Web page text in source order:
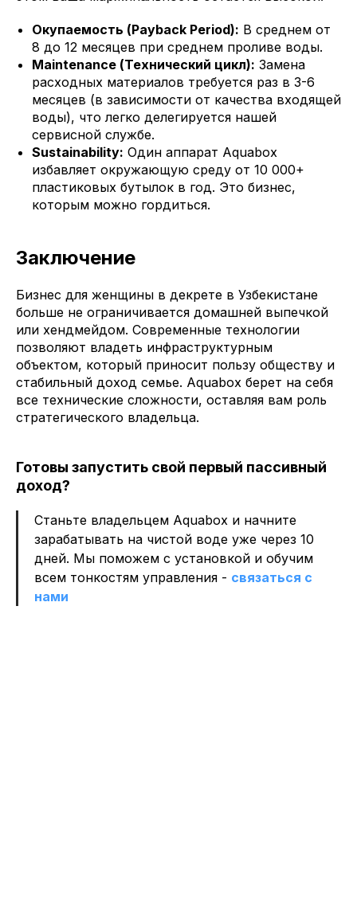
Окупаемость (Payback Period): В среднем от
8 до 12 месяцев при среднем проливе воды.
Maintenance (Технический цикл): Замена
расходных материалов требуется раз в 3-6
месяцев (в зависимости от качества входящей
воды), что легко делегируется нашей
сервисной службе.
Sustainability: Один аппарат Aquabox
избавляет окружающую среду от 10 000+
пластиковых бутылок в год. Это бизнес,
которым можно гордиться.
Заключение
Бизнес для женщины в декрете в Узбекистане
больше не ограничивается домашней выпечкой
или хендмейдом. Современные технологии
позволяют владеть инфраструктурным
объектом, который приносит пользу обществу и
стабильный доход семье. Aquabox берет на себя
все технические сложности, оставляя вам роль
стратегического владельца.
Готовы запустить свой первый пассивный
доход?
Станьте владельцем Aquabox и начните
зарабатывать на чистой воде уже через 10
дней. Мы поможем с установкой и обучим
всем тонкостям управления - связаться с
нами